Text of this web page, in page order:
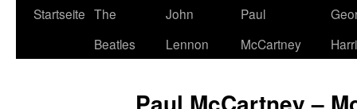
Startseite The
Beatles
John
Lennon
Paul
McCartney